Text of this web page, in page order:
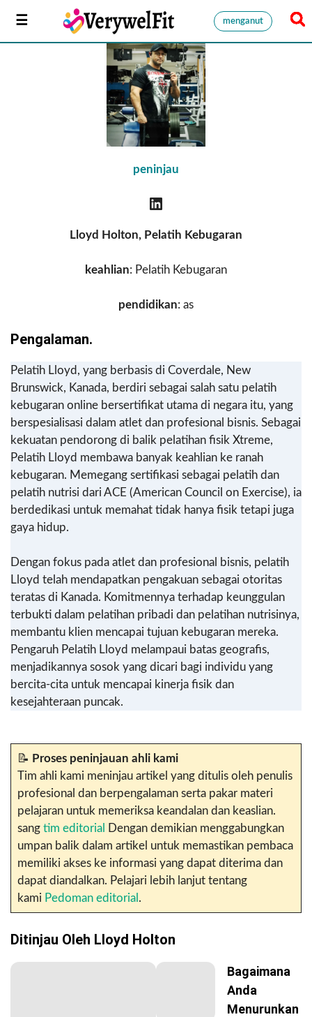
menganut
peninjau
Lloyd Holton, Pelatih Kebugaran
keahlian: Pelatih Kebugaran
pendidikan: as
Pengalaman.
Pelatih Lloyd, yang berbasis di Coverdale, New
Brunswick, Kanada, berdiri sebagai salah satu pelatih
kebugaran online bersertifikat utama di negara itu, yang
berspesialisasi dalam atlet dan profesional bisnis. Sebagai
kekuatan pendorong di balik pelatihan fisik Xtreme,
Pelatih Lloyd membawa banyak keahlian ke ranah
kebugaran. Memegang sertifikasi sebagai pelatih dan
pelatih nutrisi dari ACE (American Council on Exercise), ia
berdedikasi untuk memahat tidak hanya fisik tetapi juga
gaya hidup.
Dengan fokus pada atlet dan profesional bisnis, pelatih
Lloyd telah mendapatkan pengakuan sebagai otoritas
teratas di Kanada. Komitmennya terhadap keunggulan
terbukti dalam pelatihan pribadi dan pelatihan nutrisinya,
membantu klien mencapai tujuan kebugaran mereka.
Pengaruh Pelatih Lloyd melampaui batas geografis,
menjadikannya sosok yang dicari bagi individu yang
bercita-cita untuk mencapai kinerja fisik dan
kesejahteraan puncak.
📝 Proses peninjauan ahli kami
Tim ahli kami meninjau artikel yang ditulis oleh penulis
profesional dan berpengalaman serta pakar materi
pelajaran untuk memeriksa keandalan dan keaslian.
sang tim editorial
Dengan demikian menggabungkan
umpan balik dalam artikel untuk memastikan pembaca
memiliki akses ke informasi yang dapat diterima dan
dapat diandalkan. Pelajari lebih lanjut tentang
kami Pedoman editorial .
Ditinjau Oleh Lloyd Holton
Bagaimana
Anda
Menurunkan